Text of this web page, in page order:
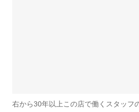
右から30年以上この店で働くスタッフ